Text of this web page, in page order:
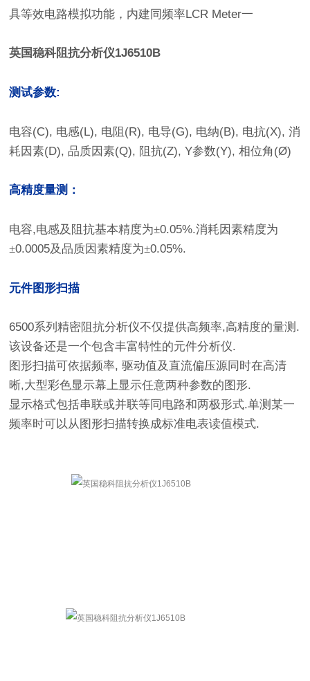
具等效电路模拟功能，内建同频率LCR Meter一
英国稳科阻抗分析仪1J6510B
测试参数:
电容(C), 电感(L), 电阻 (R), 电导(G), 电纳(B), 电抗(X),消
耗因素(D),品质因素(Q), 阻抗(Z), Y参数(Y),相位角(Ø)
高精度量测：
电容,电感及阻抗基本精度为±0.05%.消耗因素精度为
±0.0005及品质因素精度为±0.05%.
元件图形扫描
6500系列精密阻抗分析仪不仅提供高频率,高精度的量测 .
该设备还是一个包含丰富特性的元件分析仪.
图形扫描可依据频率,驱动值及直流偏压源同时在高清
晰,大型彩色显示幕上显示任意两种参数的图形.
显示格式包括串联或并联等同电路和两极形式.单测某一
频率时可以从图形扫描转换成标准电表读值模式.